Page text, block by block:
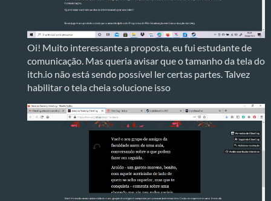
Oi! Muito interessante a proposta, eu fui estudante de
comunicação. Mas queria avisar que o tamanho da tela do
itch.io não está sendo possível ler certas partes. Talvez
habilitar o tela cheia solucione isso